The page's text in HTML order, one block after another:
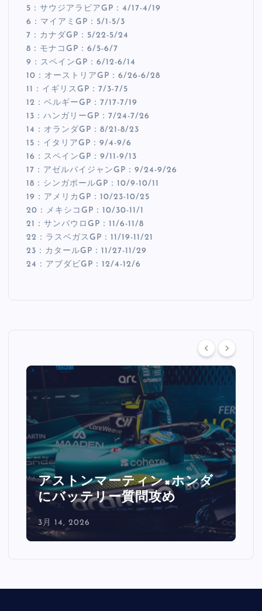
5：サウジアラビアGP：4/17-4/19
6：マイアミGP：5/1-5/3
7：カナダGP：5/22-5/24
8：モナコGP：6/5-6/7
9：スペインGP：6/12-6/14
10：オーストリアGP：6/26-6/28
11：イギリスGP：7/3-7/5
12：ベルギーGP：7/17-7/19
13：ハンガリーGP：7/24-7/26
14：オランダGP：8/21-8/23
15：イタリアGP：9/4-9/6
16：スペインGP：9/11-9/13
17：アゼルバイジャンGP：9/24-9/26
18：シンガポールGP：10/9-10/11
19：アメリカGP：10/23-10/25
20：メキシコGP：10/30-11/1
21：サンパウロGP：11/6-11/8
22：ラスベガスGP：11/19-11/21
23：カタールGP：11/27-11/29
24：アブダビGP：12/4-12/6
アストンマーティン×ホンダ
にバッテリー質問攻め
3月 14, 2026